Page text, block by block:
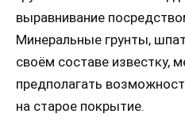
выравнивание
Минеральные грунты,
своём составе известку,
предполагать
на старое покрытие.